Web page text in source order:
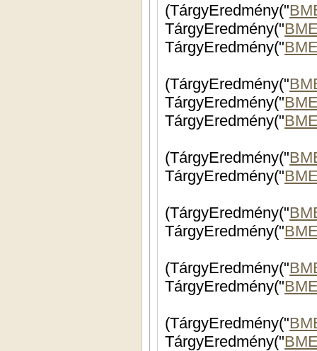
(TárgyEredmény("
TárgyEredmény("
TárgyEredmény("
(TárgyEredmény("
TárgyEredmény("
TárgyEredmény("
(TárgyEredmény("
TárgyEredmény("
(TárgyEredmény("
TárgyEredmény("
(TárgyEredmény("
TárgyEredmény("
(TárgyEredmény("
TárgyEredmény("